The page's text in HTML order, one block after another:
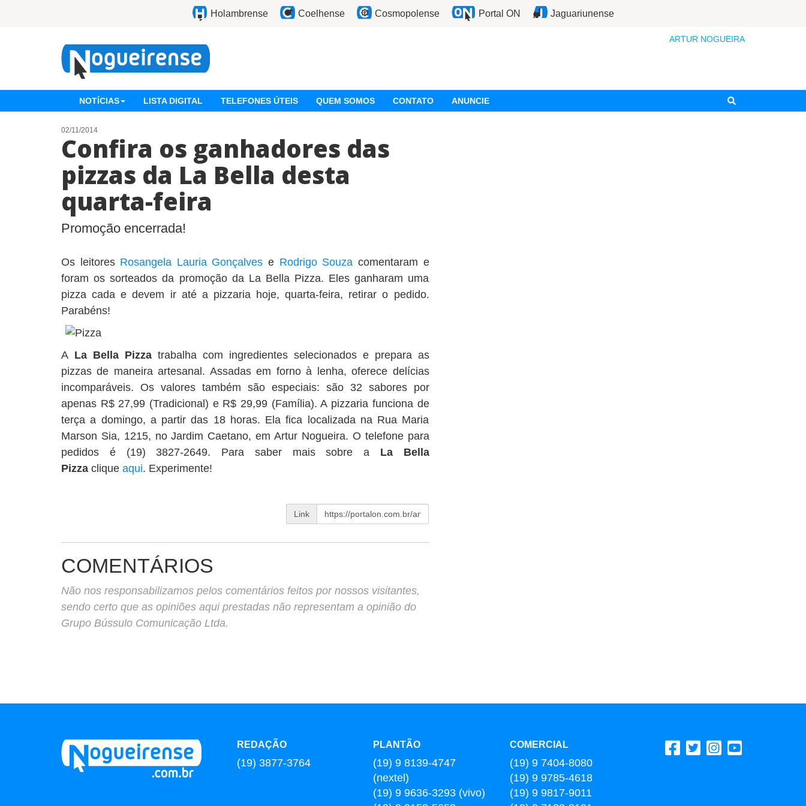
Holambrense Coelhense Cosmopolense Portal ON Jaguariunense
ARTUR NOGUEIRA
NOTÍCIAS LISTA DIGITAL TELEFONES ÚTEIS QUEM SOMOS CONTATO ANUNCIE
02/11/2014
Confira os ganhadores das
pizzas da La Bella desta
quarta-feira
Promoção encerrada!
Os leitores Rosangela Lauria Gonçalves e Rodrigo Souza comentaram e
foram os sorteados da promoção da La Bella Pizza. Eles ganharam uma
pizza cada e devem ir até a pizzaria hoje, quarta-feira, retirar o pedido.
Parabéns!
A La Bella Pizzatrabalha com ingredientes selecionados e prepara as
pizzas de maneira artesanal. Assadas em forno à lenha, oferece delícias
incomparáveis. Os valores também são especiais: são 32 sabores por
apenas R$ 27,99 (Tradicional) e R$ 29,99 (Família). A pizzaria funciona de
terça a domingo, a partir das 18 horas. Ela fica localizada na Rua Maria
Marson Sia, 1215, no Jardim Caetano, em Artur Nogueira. O telefone para
pedidos é (19) 3827-2649. Para saber mais sobre a La Bella
Pizza clique aqui. Experimente!
Link
COMENTÁRIOS
Não nos responsabilizamos pelos comentários feitos por nossos visitantes,
sendo certo que as opiniões aqui prestadas não representam a opinião do
Grupo Bússulo Comunicação Ltda.
REDAÇÃO
(19) 3877-3764
PLANTÃO
(19) 9 8139-4747
(nextel)
(19) 9 9636-3293 (vivo)
COMERCIAL
(19) 9 7404-8080
(19) 9 9785-4618
(19) 9 9817-9011